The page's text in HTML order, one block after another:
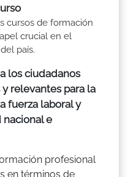
cursos de formación
crucial en el
país.
los ciudadanos
relevantes para la
fuerza laboral y
e
profesional
en términos de